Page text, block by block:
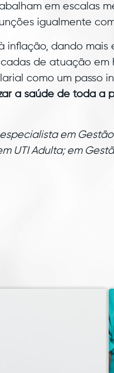
em escalas
igualmente
inflação, dando mais
de atuação em
como um passo
a saúde de toda a
em
UTI Adulta; em